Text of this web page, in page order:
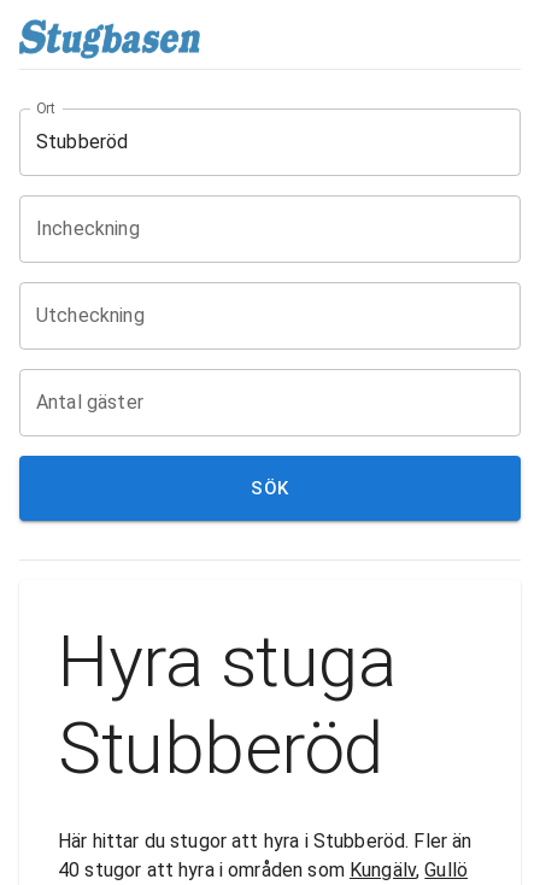
Ort
Incheckning
Utcheckning
Antal gäster
SÖK
Hyra stuga
Stubberöd
Här hittar du stugor att hyra i Stubberöd. Fler än
40 stugor att hyra i områden som Kungälv,Gullö